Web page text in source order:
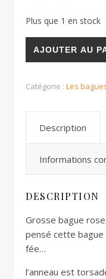
Plus que 1 en stock
quantité de Bague
AJOUTER AU
Catégorie : Les
Description
Informations
DESCRIPTION
Grosse bague
pensé cette bague
fée…
l’anneau est